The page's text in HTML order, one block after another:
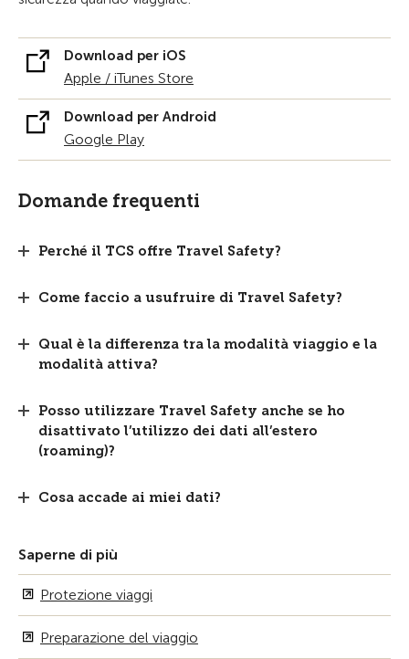
Download per iOS
Apple / iTunes Store
Download per Android
Google Play
Domande frequenti
Perché il TCS offre Travel Safety?
Come faccio a usufruire di Travel Safety?
Qual è la differenza tra la modalità viaggio e la
modalità attiva?
Posso utilizzare Travel Safety anche se ho
disattivato l’utilizzo dei dati all’estero
(roaming)?
Cosa accade ai miei dati?
Saperne di più
Protezione viaggi
Preparazione del viaggio